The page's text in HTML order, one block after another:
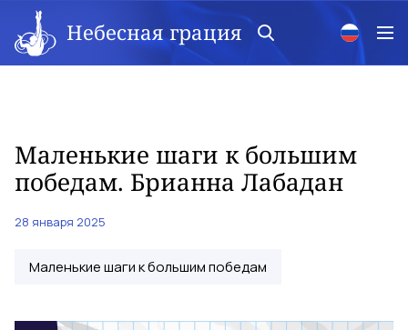
Небесная грация
Маленькие шаги к большим
победам. Брианна Лабадан
28 января 2025
Маленькие шаги к большим победам